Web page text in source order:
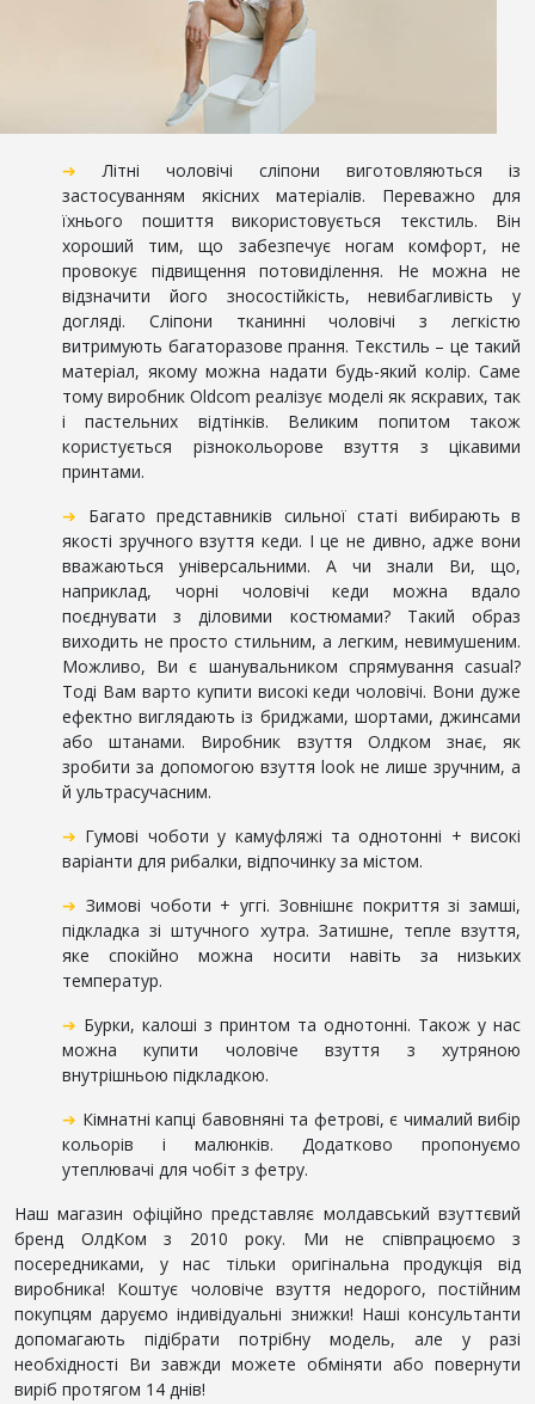
➔ Літні чоловічі сліпони виготовляються із
застосуванням якісних матеріалів. Переважно для
їхнього пошиття використовується текстиль. Він
хороший тим, що забезпечує ногам комфорт, не
провокує підвищення потовиділення. Не можна не
відзначити його зносостійкість, невибагливість у
догляді. Сліпони тканинні чоловічі з легкістю
витримують багаторазове прання. Текстиль – це такий
матеріал, якому можна надати будь-який колір. Саме
тому виробник Oldcom реалізує моделі як яскравих, так
і пастельних відтінків. Великим попитом також
користується різнокольорове взуття з цікавими
принтами.
➔ Багато представників сильної статі вибирають в
якості зручного взуття кеди. І це не дивно, адже вони
вважаються універсальними. А чи знали Ви, що,
наприклад, чорні чоловічі кеди можна вдало
поєднувати з діловими костюмами? Такий образ
виходить не просто стильним, а легким, невимушеним.
Можливо, Ви є шанувальником спрямування casual?
Тоді Вам варто купити високі кеди чоловічі. Вони дуже
ефектно виглядають із бриджами, шортами, джинсами
або штанами. Виробник взуття Олдком знає, як
зробити за допомогою взуття look не лише зручним, а
й ультрасучасним.
➔ Гумові чоботи у камуфляжі та однотонні + високі
варіанти для рибалки, відпочинку за містом.
➔ Зимові чоботи + уггі. Зовнішнє покриття зі замші,
підкладка зі штучного хутра. Затишне, тепле взуття,
яке спокійно можна носити навіть за низьких
температур.
➔ Бурки, калоші з принтом та однотонні. Також у нас
можна купити чоловіче взуття з хутряною
внутрішньою підкладкою.
➔ Кімнатні капці бавовняні та фетрові, є чималий вибір
кольорів і малюнків. Додатково пропонуємо
утеплювачі для чобіт з фетру.
Наш магазин офіційно представляє молдавський взуттєвий
бренд ОлдКом з 2010 року. Ми не співпрацюємо з
посередниками, у нас тільки оригінальна продукція від
виробника! Коштує чоловіче взуття недорого, постійним
покупцям даруємо індивідуальні знижки! Наші консультанти
допомагають підібрати потрібну модель, але у разі
необхідності Ви завжди можете обміняти або повернути
виріб протягом 14 днів!